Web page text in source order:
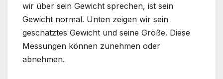
wir über sein Gewicht sprechen, ist sein
Gewicht normal. Unten zeigen wir sein
geschätztes Gewicht und seine Größe. Diese
Messungen können zunehmen oder
abnehmen.